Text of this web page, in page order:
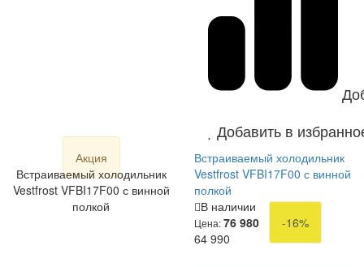
Добавить в
Акция
Встраиваемый холодильник
Vestfrost VFBI17F00 с винной
полкой
Встраиваемый холодильник
Vestfrost VFBI17F00 с винной
полкой
В наличии
Цена:76 980
-16%
64 990